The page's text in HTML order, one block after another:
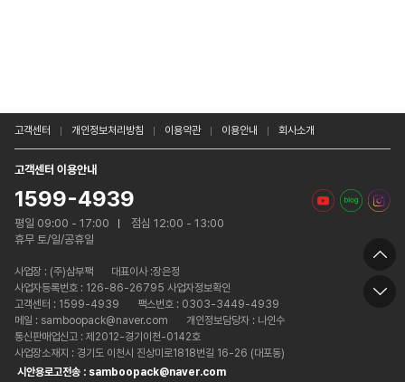
고객센터 개인정보처리방침 이용약관 이용안내 회사소개
고객센터 이용안내
1599-4939
평일 09:00 - 17:00
점심 12:00 - 13:00
휴무 토/일/공휴일
사업장 : (주)삼부팩
대표이사 :장은정
사업자등록번호 : 126-86-26795 사업자정보확인
고객센터 : 1599-4939
팩스번호 : 0303-3449-4939
메일 : samboopack@naver.com
개인정보담당자 : 나인수
통신판매업신고 : 제2012-경기이천-0142호
사업장소재지 : 경기도 이천시 진상미로1818번길 16-26 (대포동)
시안용로고전송 : samboopack@naver.com